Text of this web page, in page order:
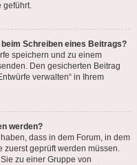
geführt.
Schreiben eines Beitrags?
speichern und zu einem
Den gesicherten Beitrag
verwalten“ in Ihrem
werden?
dass in dem Forum, in dem
zuerst geprüft werden müssen.
zu einer Gruppe von